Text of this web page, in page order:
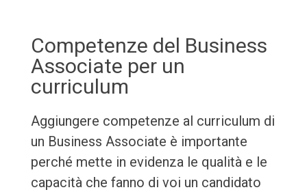
Competenze del Business
Associate per un
curriculum
Aggiungere competenze al curriculum di
un Business Associate è importante
perché mette in evidenza le qualità e le
capacità che fanno di voi un candidato